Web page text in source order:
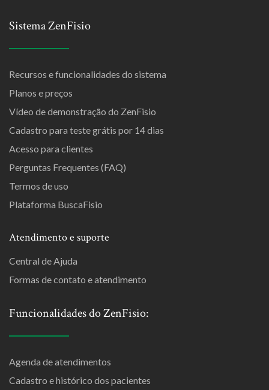
Sistema ZenFisio
Recursos e funcionalidades do sistema
Planos e preços
Vídeo de demonstração do ZenFisio
Cadastro para teste grátis por 14 dias
Acesso para clientes
Perguntas Frequentes (FAQ)
Termos de uso
Plataforma BuscaFisio
Atendimento e suporte
Central de Ajuda
Formas de contato e atendimento
Funcionalidades do ZenFisio:
Agenda de atendimentos
Cadastro e histórico dos pacientes